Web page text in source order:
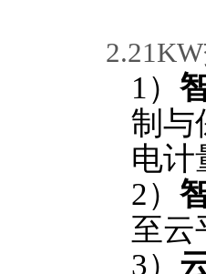
2.
1）
制与
电计
2）
至
3）